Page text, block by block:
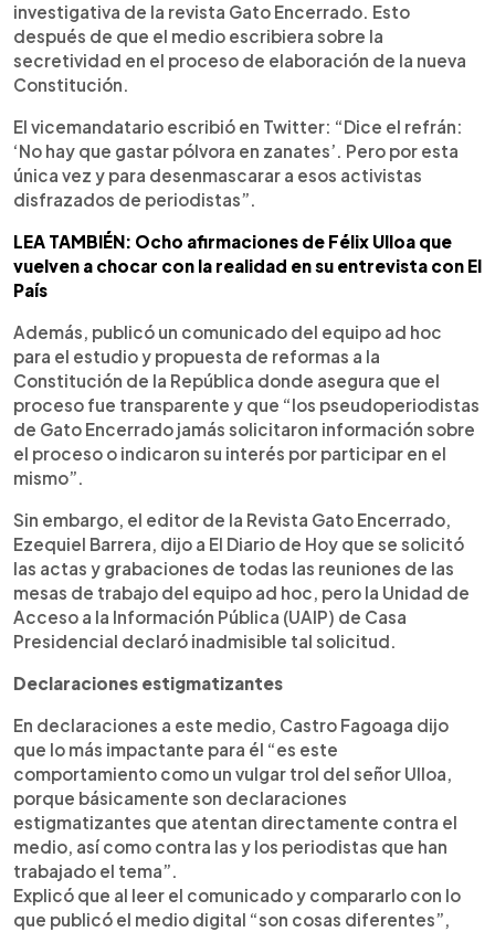
investigativa de la revista Gato Encerrado. Esto
después de que el medio escribiera sobre la
secretividad en el proceso de elaboración de la nueva
Constitución.
El vicemandatario escribió en Twitter: “Dice el refrán:
‘No hay que gastar pólvora en zanates’. Pero por esta
única vez y para desenmascarar a esos activistas
disfrazados de periodistas”.
LEA TAMBIÉN: Ocho afirmaciones de Félix Ulloa que
vuelven a chocar con la realidad en su entrevista con El
País
Además, publicó un comunicado del equipo ad hoc
para el estudio y propuesta de reformas a la
Constitución de la República donde asegura que el
proceso fue transparente y que “los pseudoperiodistas
de Gato Encerrado jamás solicitaron información sobre
el proceso o indicaron su interés por participar en el
mismo”.
Sin embargo, el editor de la Revista Gato Encerrado,
Ezequiel Barrera, dijo a El Diario de Hoy que se solicitó
las actas y grabaciones de todas las reuniones de las
mesas de trabajo del equipo ad hoc, pero la Unidad de
Acceso a la Información Pública (UAIP) de Casa
Presidencial declaró inadmisible tal solicitud.
Declaraciones estigmatizantes
En declaraciones a este medio, Castro Fagoaga dijo
que lo más impactante para él “es este
comportamiento como un vulgar trol del señor Ulloa,
porque básicamente son declaraciones
estigmatizantes que atentan directamente contra el
medio, así como contra las y los periodistas que han
trabajado el tema”.
Explicó que al leer el comunicado y compararlo con lo
que publicó el medio digital “son cosas diferentes”,